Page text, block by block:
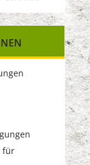
für